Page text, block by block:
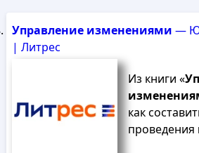
Управление изменениями —
| Литрес
Из книги «
как
проведения